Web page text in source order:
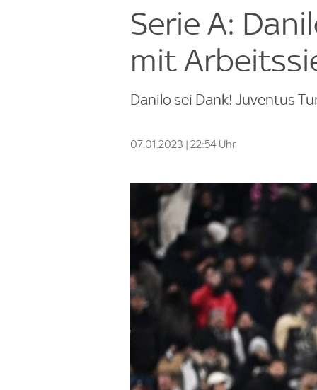
Serie A:
mit
Danilo sei Dank! Juventus
07.01.2023 | 22:54 Uhr